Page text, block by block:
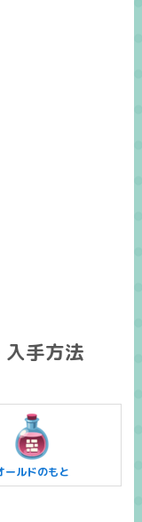
手方法
ールドのもと